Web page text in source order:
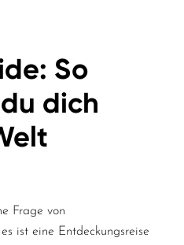
So
dich
Frage von
ist eine Entdeckungsreise